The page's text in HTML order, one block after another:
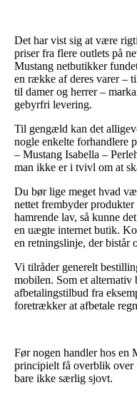
Det har vist sig at være
priser fra flere outlets på
Mustang netbutikker
en række af deres varer –
til damer og herrer –
gebyrfri levering.
Til gengæld kan det
nogle enkelte forhandlere
– Mustang Isabella –
man ikke er i tvivl om at
Du bør lige meget hvad
nettet frembyder produkter
hamrende lav, så kunne
en uægte internet butik.
en retningslinje, der bistår
Vi tilråder generelt
mobilen. Som et alternativ
afbetalingstilbud fra
foretrækker at afbetale
Før nogen handler hos en
principielt få overblik over
bare ikke særlig sjovt.